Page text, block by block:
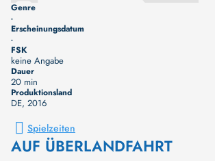
Genre
-
Erscheinungsdatum
-
FSK
keine Angabe
Dauer
20 min
Produktionsland
DE, 2016
Spielzeiten
AUF ÜBERLANDFAHRT